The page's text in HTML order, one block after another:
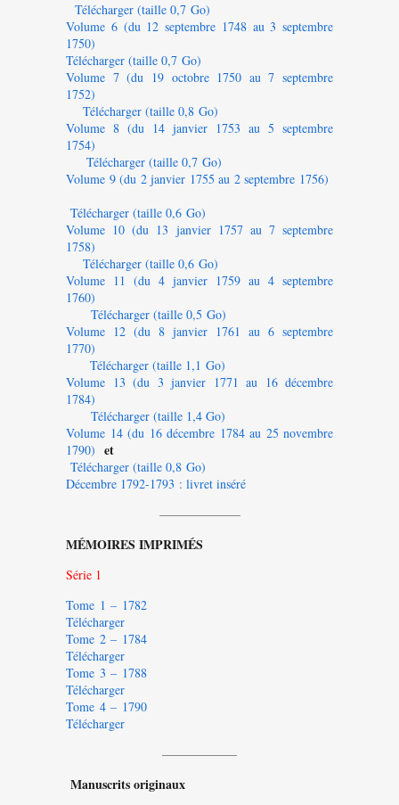
Télécharger (taille 0,7 Go)
Volume 6 (du 12 septembre 1748 au 3 septembre
1750)
Télécharger (taille 0,7 Go)
Volume 7 (du 19 octobre 1750 au 7 septembre
1752)
Télécharger (taille 0,8 Go)
Volume 8 (du 14 janvier 1753 au 5 septembre
1754)
Télécharger (taille 0,7 Go)
Volume 9 (du 2 janvier 1755 au 2 septembre 1756)
Télécharger (taille 0,6 Go)
Volume 10 (du 13 janvier 1757 au 7 septembre
1758)
Télécharger (taille 0,6 Go)
Volume 11 (du 4 janvier 1759 au 4 septembre
1760)
Télécharger (taille 0,5 Go)
Volume 12 (du 8 janvier 1761 au 6 septembre
1770)
Télécharger (taille 1,1 Go)
Volume 13 (du 3 janvier 1771 au 16 décembre
1784)
Télécharger (taille 1,4 Go)
Volume 14 (du 16 décembre 1784 au 25 novembre
1790) et
Télécharger (taille 0,8 Go)
Décembre 1792-1793 : livret inséré
——————–
MÉMOIRES IMPRIMÉS
Série 1
Tome 1 – 1782
Télécharger
Tome 2 – 1784
Télécharger
Tome 3 – 1788
Télécharger
Tome 4 – 1790
Télécharger
——————
Manuscrits originaux